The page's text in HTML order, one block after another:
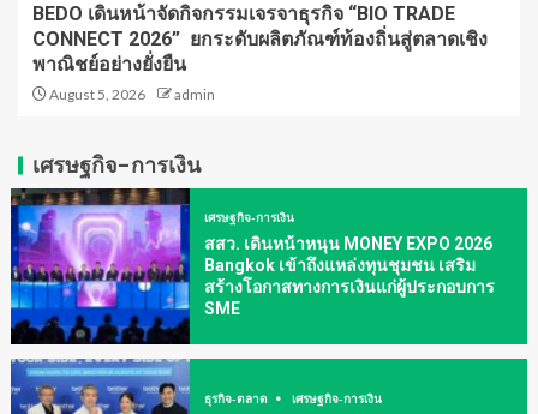
BEDO เดินหน้าจัดกิจกรรมเจรจาธุรกิจ “BIO TRADE
CONNECT 2026” ยกระดับผลิตภัณฑ์ท้องถิ่นสู่ตลาดเชิง
พาณิชย์อย่างยั่งยืน
August 5, 2026 admin
เศรษฐกิจ-การเงิน
เศรษฐกิจ-การเงิน
สสว. เดินหน้าหนุน MONEY EXPO 2026
Bangkok เข้าถึงแหล่งทุนชุมชน เสริม
สร้างโอกาสทางการเงินแก่ผู้ประกอบการ
SME
ธุรกิจ-ตลาด เศรษฐกิจ-การเงิน